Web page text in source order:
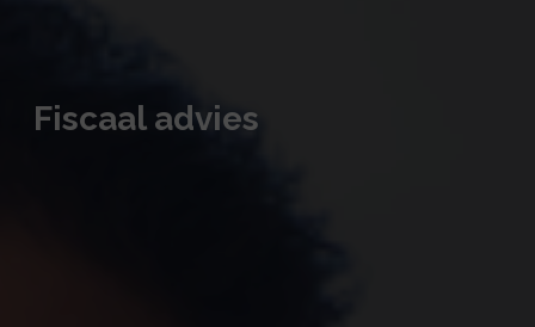
Fiscaal advies